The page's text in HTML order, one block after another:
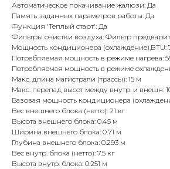
Автоматическое покачивание жалюзи: Да
Память заданных параметров работы: Да
Функция 'Теплый старт': Да
Фильтры очистки воздуха: Фильтр
Мощность кондиционера (охлаждение),BTU:
Потребляемая мощность в режиме нагрева:
Потребляемая мощность в режиме
Макс. длина магистрали (трассы): 15 м
Макс. перепад высот между внутр. и внешн:
Базовая мощность кондиционера
Вес внешнего блока (нетто): 21 кг
Высота внешнего блока: 0.45 м
Ширина внешнего блока: 0.71 м
Глубина внешнего блока: 0.293 м
Вес внутр. блока (нетто): 7.5 кг
Высота внутр. блока: 0.251 м